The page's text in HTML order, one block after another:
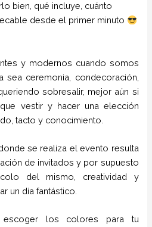
bien, qué incluye, cuánto
desde el primer minuto
y modernos cuando somos
sea ceremonia, condecoración,
sobresalir, mejor aún si
vestir y hacer una elección
tacto y conocimiento.
se realiza el evento resulta
de invitados y por supuesto
del mismo, creatividad y
un día fantástico.
escoger los colores para tu